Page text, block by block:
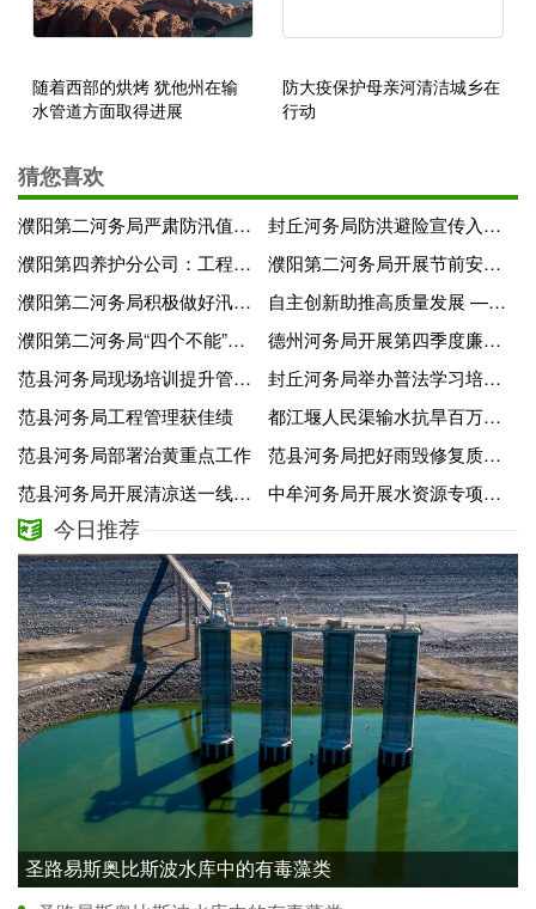
随着西部的烘烤 犹他州在输
水管道方面取得进展
防大疫保护母亲河清洁城乡在
行动
猜您喜欢
濮阳第二河务局严肃防汛值班纪律
封丘河务局防洪避险宣传入人心
濮阳第四养护分公司：工程检查结束 养护不止
濮阳第二河务局开展节前安全生产大检查
濮阳第二河务局积极做好汛前清仓查库工作
自主创新助推高质量发展 ——奥通环卫设备有限公司转型记
濮阳第二河务局“四个不能”做好年初安全生产工作
德州河务局开展第四季度廉政警示教育活动
范县河务局现场培训提升管护水平
封丘河务局举办普法学习培训班
范县河务局工程管理获佳绩
都江堰人民渠输水抗旱百万三台人送锦旗
范县河务局部署治黄重点工作
范县河务局把好雨毁修复质量关
范县河务局开展清凉送一线活动
中牟河务局开展水资源专项检查
今日推荐
圣路易斯奥比斯波水库中的有毒藻类